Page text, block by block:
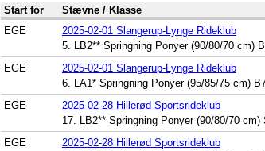
Start for Stævne / Klasse
EGE
2025-02-01 Slangerup-Lynge Rideklub
5. LB2** Springning Ponyer (90/80/70 cm)
EGE
2025-02-01 Slangerup-Lynge Rideklub
6. LA1* Springning Ponyer (95/85/75 cm)
EGE
2025-02-28 Hillerød Sportsrideklub
17. LB2** Springning Ponyer (90/80/70 cm)
EGE
2025-02-28 Hillerød Sportsrideklub